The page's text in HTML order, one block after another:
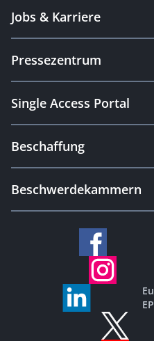
Jobs & Karriere
Pressezentrum
Single Access Portal
Beschaffung
Beschwerdekammern